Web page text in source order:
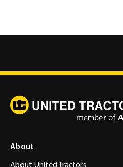
About
About United Tractors